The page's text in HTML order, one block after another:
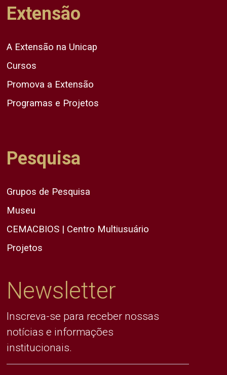
Extensão
A Extensão na Unicap
Cursos
Promova a Extensão
Programas e Projetos
Pesquisa
Grupos de Pesquisa
Museu
CEMACBIOS | Centro Multiusuário
Projetos
Newsletter
Inscreva-se para receber nossas
notícias e informações
institucionais.